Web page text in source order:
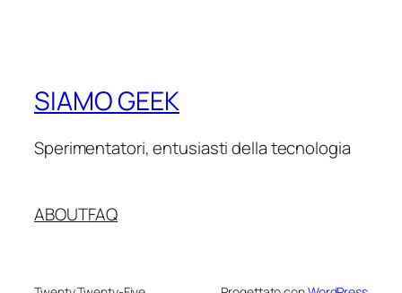
SIAMO GEEK
Sperimentatori, entusiasti della tecnologia
ABOUTFAQ